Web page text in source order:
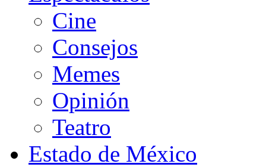
Cine
Consejos
Memes
Opinión
Teatro
Estado de México